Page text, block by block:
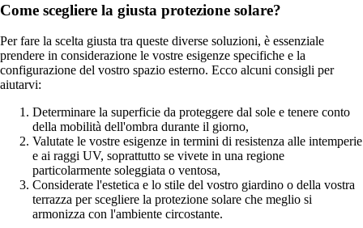
Come scegliere la giusta protezione solare?
Per fare la scelta giusta tra queste diverse soluzioni, è essenziale
prendere in considerazione le vostre esigenze specifiche e la
configurazione del vostro spazio esterno. Ecco alcuni consigli per
aiutarvi:
Determinare la superficie da proteggere dal sole e tenere conto
della mobilità dell'ombra durante il giorno,
Valutate le vostre esigenze in termini di resistenza alle intemperie
e ai raggi UV, soprattutto se vivete in una regione
particolarmente soleggiata o ventosa,
Considerate l'estetica e lo stile del vostro giardino o della vostra
terrazza per scegliere la protezione solare che meglio si
armonizza con l'ambiente circostante.